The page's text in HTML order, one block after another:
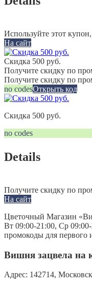
Используйте этот
На сайт
Скидка 500 руб.
Получите скидку по
Получите скидку по
no codesОткрыть код
Скидка 500 руб.
no codes
Details
Получите скидку по
На сайт
Цветочный Магазин
Вт 09:00-21:00, Ср
промокоды для первого
Вишня зацвела на
Адрес: 142714,